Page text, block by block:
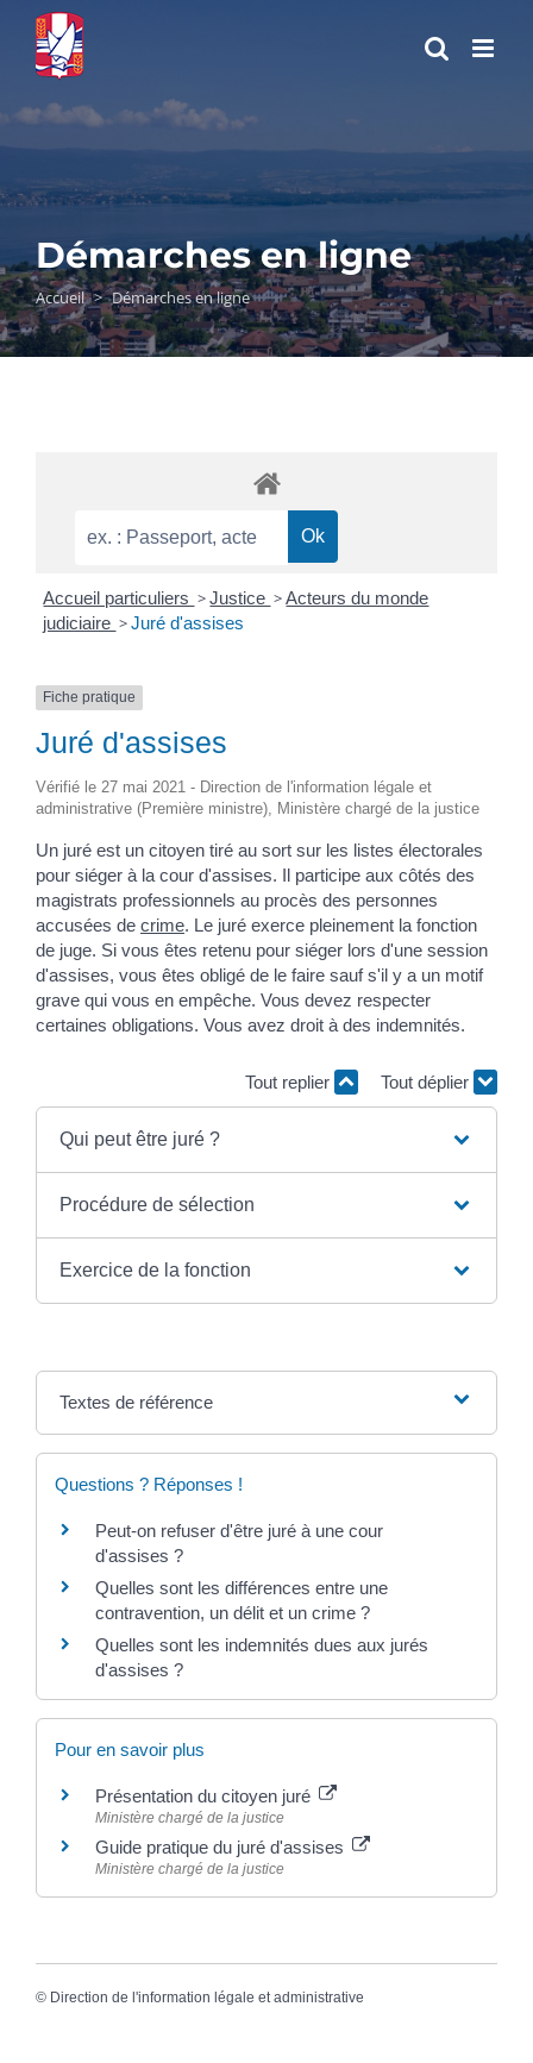
Passer
contenu
Démarches en ligne
Accueil > Démarches en ligne
Accueil particuliers > Justice > Acteurs du monde
judiciaire > Juré d'assises
Fiche pratique
Juré d'assises
Vérifié le 27 mai 2021 - Direction de l'information légale et
administrative (Première ministre), Ministère chargé de la justice
Un juré est un citoyen tiré au sort sur les listes électorales
pour siéger à la cour d'assises. Il participe aux côtés des
magistrats professionnels au procès des personnes
accusées de crime. Le juré exerce pleinement la fonction
de juge. Si vous êtes retenu pour siéger lors d'une session
d'assises, vous êtes obligé de le faire sauf s'il y a un motif
grave qui vous en empêche. Vous devez respecter
certaines obligations. Vous avez droit à des indemnités.
Tout replier Tout déplier
Qui peut être juré ?
Procédure de sélection
Exercice de la fonction
Textes de référence
Questions ? Réponses !
Peut-on refuser d'être juré à une cour
d'assises ?
Quelles sont les différences entre une
contravention, un délit et un crime ?
Quelles sont les indemnités dues aux jurés
d'assises ?
Pour en savoir plus
Présentation du citoyen juré
Ministère chargé de la justice
Guide pratique du juré d'assises
Ministère chargé de la justice
© Direction de l'information légale et administrative